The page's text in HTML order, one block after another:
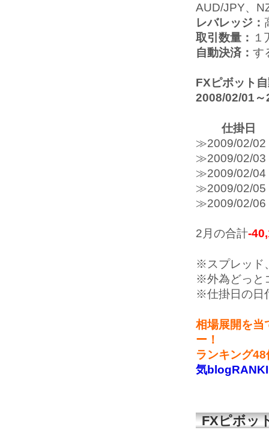
AUD/JPY、
レバレッジ：
取引数量： １
自動決済： す
FXピボット
2008/02/01～
仕掛日
≫2009/
≫2009/
≫2009/
≫2009/
≫2009/
2月の合計-
※スプレッド
※外為どっと
※仕掛日の日
相場展開を当
ー！
ランキング
気
FXピボッ